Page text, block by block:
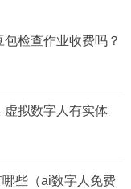
检查作业收费吗？
虚拟数字人有实体
些（ai数字人免费